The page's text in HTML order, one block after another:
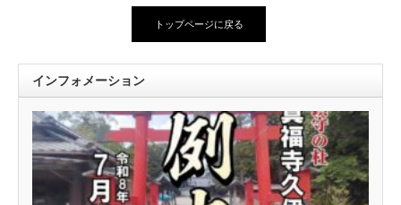
トップページに戻る
インフォメーション